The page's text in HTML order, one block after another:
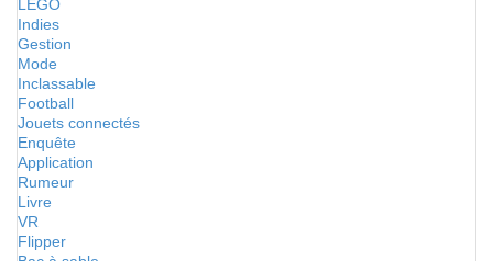
LEGO
Indies
Gestion
Mode
Inclassable
Football
Jouets connectés
Enquête
Application
Rumeur
Livre
VR
Flipper